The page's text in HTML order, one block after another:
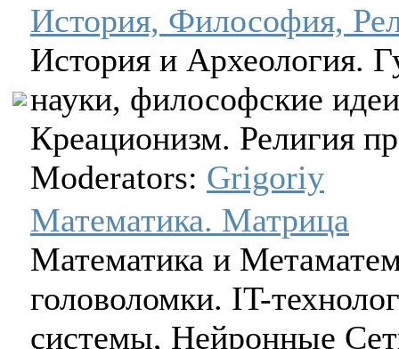
История, Философия,
История и Археология.
науки, философские
Креационизм. Религия
Moderators: Grigoriy
Математика. Матрица
Математика и
головоломки. IT-
системы, Нейронные